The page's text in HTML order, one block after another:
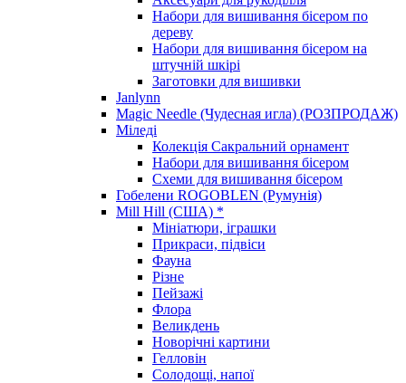
Набори для вишивання бісером по
дереву
Набори для вишивання бісером на
штучній шкірі
Заготовки для вишивки
Janlynn
Magic Needle (Чудесная игла) (РОЗПРОДАЖ)
Міледі
Колекція Сакральний орнамент
Набори для вишивання бісером
Схеми для вишивання бісером
Гобелени ROGOBLEN (Румунія)
Mill Hill (США) *
Мініатюри, іграшки
Прикраси, підвіси
Фауна
Різне
Пейзажі
Флора
Великдень
Новорічні картини
Гелловін
Солодощі, напої